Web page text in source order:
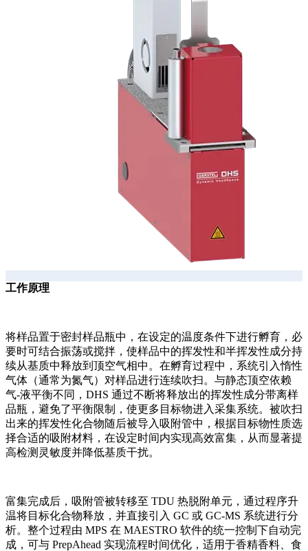
工作原理
将样品置于密封样品瓶中，在设定的温度条件下进行孵育，必
要时可结合振荡或搅拌，使样品中的挥发性和半挥发性成分持
续从基质中释放到顶空气相中。在孵育过程中，系统引入惰性
气体（通常为氮气）对样品进行连续吹扫。与静态顶空依赖
气-液平衡不同，DHS 通过不断将释放出的挥发性成分带离样
品瓶，避免了平衡限制，使更多目标物进入采集系统。被吹扫
出来的挥发性化合物随后被导入吸附管中，根据目标物性质选
择合适的吸附材料，在设定时间内实现高效富集，从而显著提
高检测灵敏度并降低基质干扰。
富集完成后，吸附管被转移至 TDU 热脱附单元，通过程序升
温将目标化合物释放，并直接引入 GC 或 GC-MS 系统进行分
析。整个过程由 MPS 在 MAESTRO 软件的统一控制下自动完
成，可与 PrepAhead 实现流程时间优化，适用于香精香料、食